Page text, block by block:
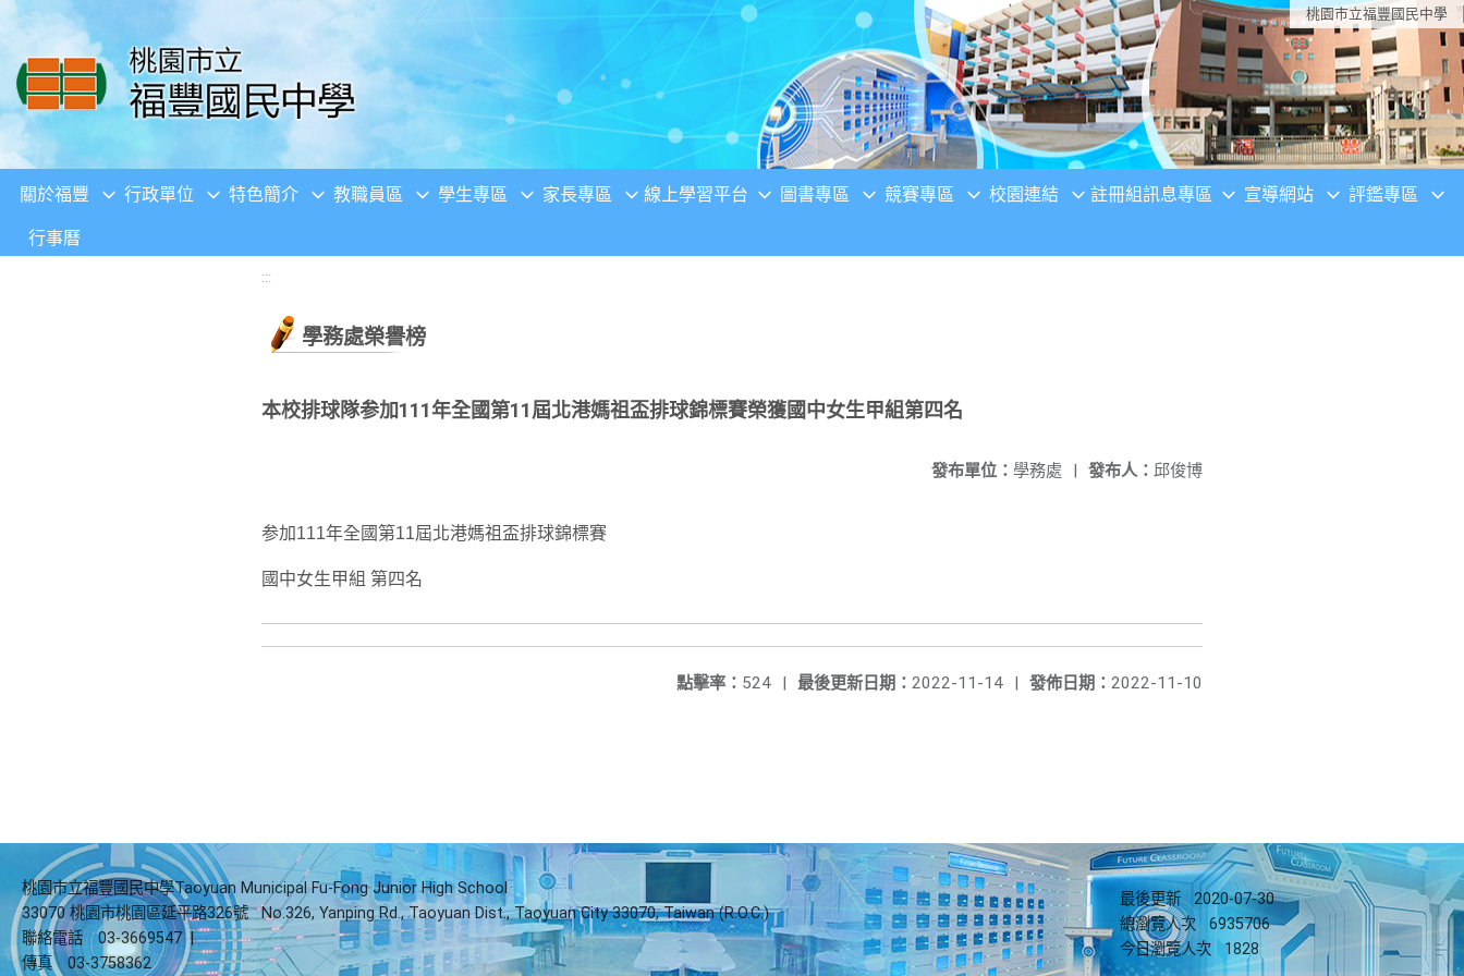
移至網頁之主要內容區位置 桃園市立福豐國民中學
關於福豐 行政單位 特色簡介 教職員區 學生專區 家長專區 線上學習平台 圖書專區 競賽專區 校園連結 註冊組訊息專區 宣導網站 評鑑專區
行事曆
:::
學務處榮譽榜
本校排球隊参加111年全國第11屆北港媽祖盃排球錦標賽榮獲國中女生甲組第四名
發布人： 邱俊博
發布單位： 學務處 |
参加111年全國第11屆北港媽祖盃排球錦標賽
國中女生甲組 第四名
發佈日期： 2022-11-10
最後更新日期： 2022-11-14 |
點擊率： 524 |
桃園市立福豐國民中學Taoyuan Municipal Fu-Fong Junior High School
33070 桃園市桃園區延平路326號
No.326, Yanping Rd., Taoyuan Dist., Taoyuan City 33070, Taiwan (R.O.C.)
聯絡電話
03-3669547 |
傳真
03-3758362
最後更新
2020-07-30
總瀏覽人次
6935706
今日瀏覽人次
1828